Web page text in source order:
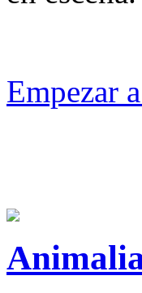
Empezar